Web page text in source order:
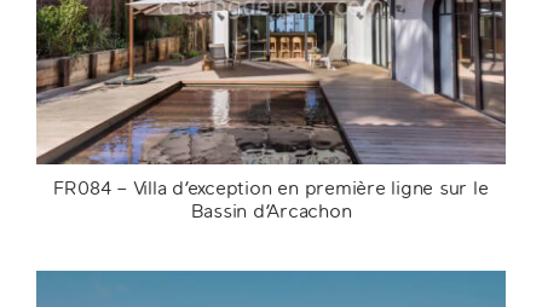
FR084 – Villa d’exception en première ligne sur le
Bassin d’Arcachon